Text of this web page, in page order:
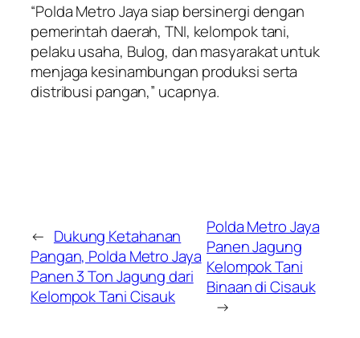
“Polda Metro Jaya siap bersinergi dengan
pemerintah daerah, TNI, kelompok tani,
pelaku usaha, Bulog, dan masyarakat untuk
menjaga kesinambungan produksi serta
distribusi pangan,” ucapnya.
← Dukung Ketahanan
Pangan, Polda Metro Jaya
Panen 3 Ton Jagung dari
Kelompok Tani Cisauk
Polda Metro Jaya
Panen Jagung
Kelompok Tani
Binaan di Cisauk
→